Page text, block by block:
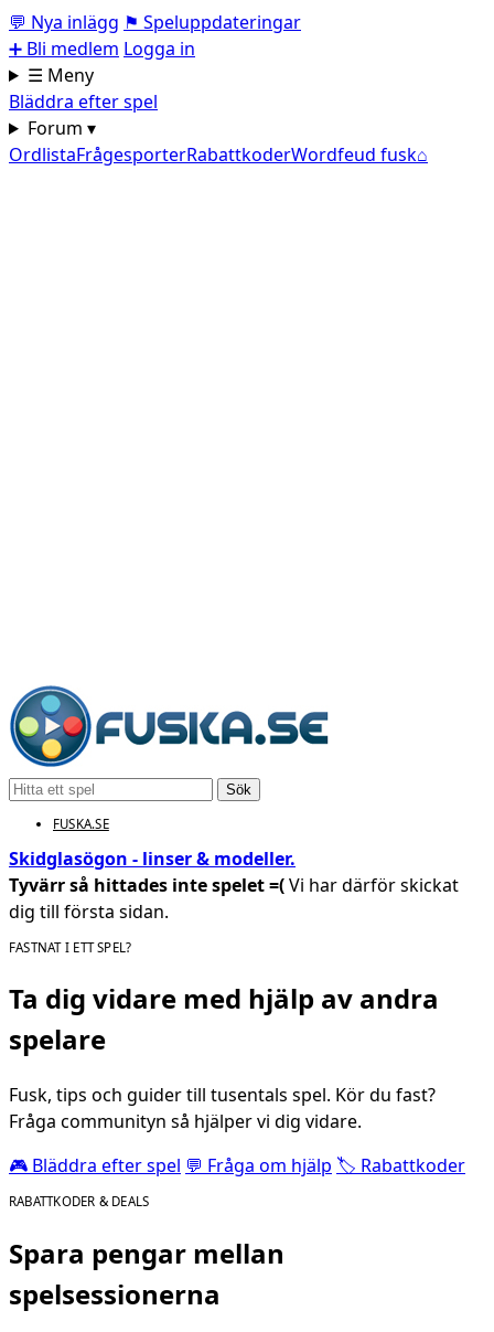
💬 Nya inlägg ⚑ Speluppdateringar
➕ Bli medlem Logga in
☰ Meny
Bläddra efter spel
Forum ▾
OrdlistaFrågesporterRabattkoderWordfeud fusk⌂
Sök
FUSKA.SE
Skidglasögon - linser & modeller.
Tyvärr så hittades inte spelet =(Vi har därför skickat
dig till första sidan.
FASTNAT I ETT SPEL?
Ta dig vidare med hjälp av andra
spelare
Fusk, tips och guider till tusentals spel. Kör du fast?
Fråga communityn så hjälper vi dig vidare.
🎮 Bläddra efter spel 💬 Fråga om hjälp 🏷️ Rabattkoder
RABATTKODER & DEALS
Spara pengar mellan
spelsessionerna